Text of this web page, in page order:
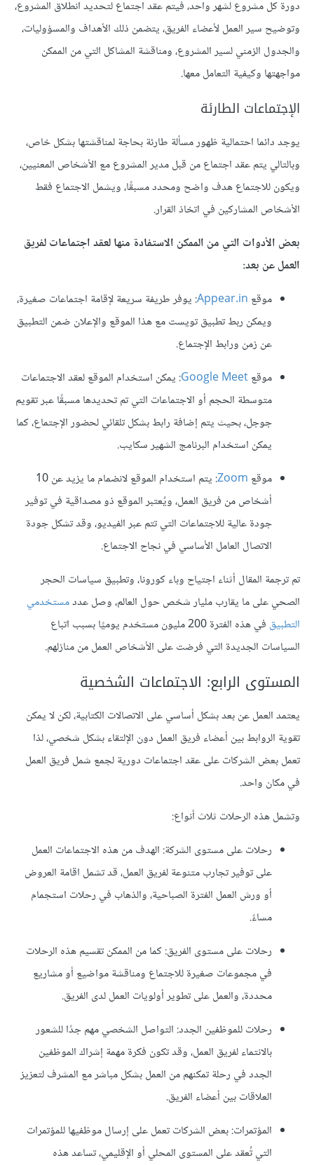
دورة كل مشروع لشهر واحد، فيتم عقد اجتماع لتحديد انطلاق المشروع،
وتوضيح سير العمل لأعضاء الفريق، يتضمن ذلك الأهداف والمسؤوليات،
والجدول الزمني لسير المشروع، ومناقشة المشاكل التي من الممكن
مواجهتها وكيفية التعامل معها.
الإجتماعات الطارئة
يوجد دائما احتمالية ظهور مسألة طارئة بحاجة لمناقشتها بشكل خاص،
وبالتالي يتم عقد اجتماع من قبل مدير المشروع مع الأشخاص المعنيين،
ويكون للاجتماع هدف واضح ومحدد مسبقًا، ويشمل الاجتماع فقط
الأشخاص المشاركين في اتخاذ القرار.
بعض الأدوات التي من الممكن الاستفادة منها لعقد اجتماعات لفريق
العمل عن بعد:
موقع Appear.in: يوفر طريفة سريعة لإقامة اجتماعات صغيرة،
ويمكن ربط تطبيق تويست مع هذا الموقع والإعلان ضمن التطبيق
عن زمن ورابط الإجتماع.
موقعGoogle Meet: يمكن استخدام الموقع لعقد الاجتماعات
متوسطة الحجم أو الاجتماعات التي تم تحديدها مسبقًا عبر تقويم
جوجل، بحيث يتم إضافة رابط بشكل تلقائي لحضور الإجتماع، كما
يمكن استخدام البرنامج الشهير سكايب.
موقع Zoom
: يتم استخدام الموقع لانضمام ما يزيد عن 10
أشخاص من فريق العمل، ويُعتبر الموقع ذو مصداقية في توفير
جودة عالية للاجتماعات التي تتم عبر الفيديو، وقد تشكل جودة
الاتصال العامل الأساسي في نجاح الاجتماع.
تم ترجمة المقال أثناء اجتياح وباء كورونا، وتطبيق سياسات الحجر
الصحي على ما يقارب مليار شخص حول العالم، وصل عددمستخدمي
التطبيق
في هذه الفترة 200 مليون مستخدم يوميًا بسبب اتباع
السياسات الجديدة التي فرضت على الأشخاص العمل من منازلهم.
المستوى الرابع: الاجتماعات الشخصية
يعتمد العمل عن بعد بشكل أساسي على الاتصالات الكتابية، لكن لا يمكن
تقوية الروابط بين أعضاء فريق العمل دون الإلتقاء بشكل شخصي، لذا
تعمل بعض الشركات على عقد اجتماعات دورية لجمع شمل فريق العمل
في مكان واحد.
وتشمل هذه الرحلات ثلاث أنواع:
رحلات على مستوى الشركة: الهدف من هذه الاجتماعات العمل
على توفير تجارب متنوعة لفريق العمل، قد تشمل اقامة العروض
أو ورش العمل الفترة الصباحية، والذهاب في رحلات استجمام
مساءً.
رحلات على مستوى الفريق: كما من الممكن تقسيم هذه الرحلات
في مجموعات صغيرة للاجتماع ومناقشة مواضيع أو مشاريع
محددة، والعمل على تطوير أولويات العمل لدى الفريق.
رحلات للموظفين الجدد: التواصل الشخصي مهم جدًا للشعور
بالانتماء لفريق العمل، وقد تكون فكرة مهمة إشراك الموظفين
الجدد في رحلة تمكنهم من العمل بشكل مباشر مع المشرف لتعزيز
العلاقات بين أعضاء الفريق.
المؤتمرات: بعض الشركات تعمل على إرسال موظفيها للمؤتمرات
التي تُعقد على المستوى المحلي أو الإقليمي، تساعد هذه